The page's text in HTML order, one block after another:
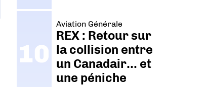
Aviation Générale
REX : Retour sur
la collision entre
un Canadair… et
une péniche